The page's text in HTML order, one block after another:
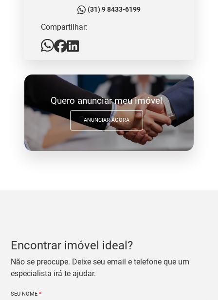
(31) 9 8433-6199
Compartilhar:
Quero anunciar meu imóvel
ANUNCIAR AGORA
Encontrar imóvel ideal?
Não se preocupe. Deixe seu email e telefone que um
especialista irá te ajudar.
SEU NOME*